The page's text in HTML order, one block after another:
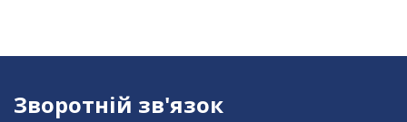
Зворотній зв'язок